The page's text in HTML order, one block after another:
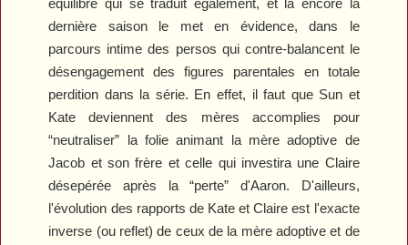
équilibre qui se traduit également, et là encore la
dernière saison le met en évidence, dans le
parcours intime des persos qui contre-balancent le
désengagement des figures parentales en totale
perdition dans la série. En effet, il faut que Sun et
Kate deviennent des mères accomplies pour
“neutraliser” la folie animant la mère adoptive de
Jacob et son frère et celle qui investira une Claire
désepérée après la “perte” d'Aaron. D'ailleurs,
l'évolution des rapports de Kate et Claire est l'exacte
inverse (ou reflet) de ceux de la mère adoptive et de